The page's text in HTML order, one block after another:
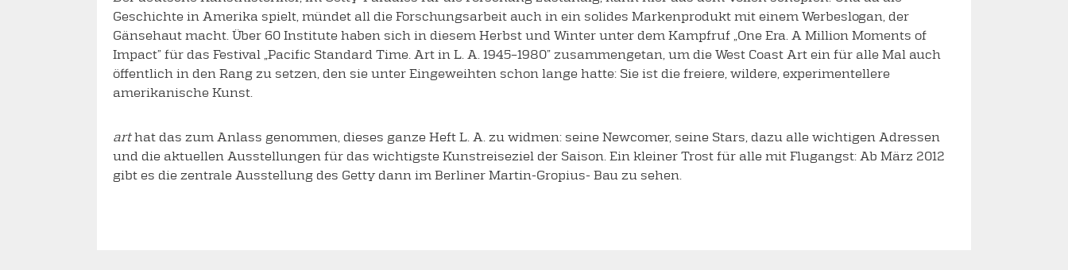
Geschichte in Amerika spielt, mündet all die Forschungsarbeit auch in ein solides Markenprodukt mit einem Werbeslogan, der
Gänsehaut macht. Über 60 Institute haben sich in diesem Herbst und Winter unter dem Kampfruf „One Era. A Million Moments of
Impact” für das Festival „Pacific Standard Time. Art in L. A. 1945–1980” zusammengetan, um die West Coast Art ein für alle Mal auch
öffentlich in den Rang zu setzen, den sie unter Eingeweihten schon lange hatte: Sie ist die freiere, wildere, experimentellere
amerikanische Kunst.
arthat das zum Anlass genommen, dieses ganze Heft L. A. zu widmen: seine Newcomer, seine Stars, dazu alle wichtigen Adressen
und die aktuellen Ausstellungen für das wichtigste Kunstreiseziel der Saison. Ein kleiner Trost für alle mit Flugangst: Ab März 2012
gibt es die zentrale Ausstellung des Getty dann im Berliner Martin-Gropius- Bau zu sehen.